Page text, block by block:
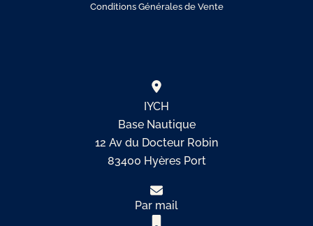
Conditions Générales de Vente
IYCH
Base Nautique
12 Av du Docteur Robin
83400 Hyères Port
Par mail